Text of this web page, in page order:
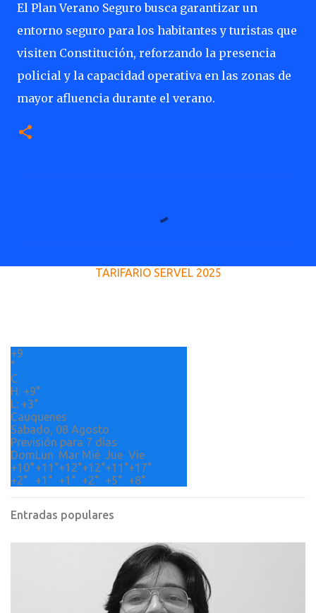
El Plan Verano Seguro busca garantizar un
entorno seguro para los habitantes y turistas que
visiten Constitución, reforzando la presencia
policial y la capacidad operativa en las zonas de
mayor afluencia durante el verano.
s
TARIFARIO SERVEL 2025
+9
°
C
H: +9°
L: +3°
Cauquenes
Sábado, 08 Agosto
Previsión para 7 días
DomLun Mar Mié Jue Vie
+10°+11°+12°+12°+11°+17°
+2° +1° +1° +2° +5° +8°
Entradas populares